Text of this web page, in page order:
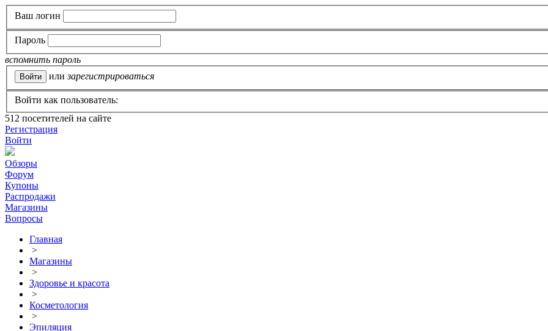
Ваш логин
Пароль
вспомнить пароль
или зарегистрироваться
Войти как пользователь:
512 посетителей на сайте
Регистрация
Войти
Обзоры
Форум
Купоны
Распродажи
Магазины
Вопросы
Главная
>
Магазины
>
Здоровье и красота
>
Косметология
>
Эпиляция